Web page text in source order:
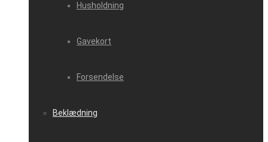
Husholdning
Gavekort
Forsendelse
Beklædning